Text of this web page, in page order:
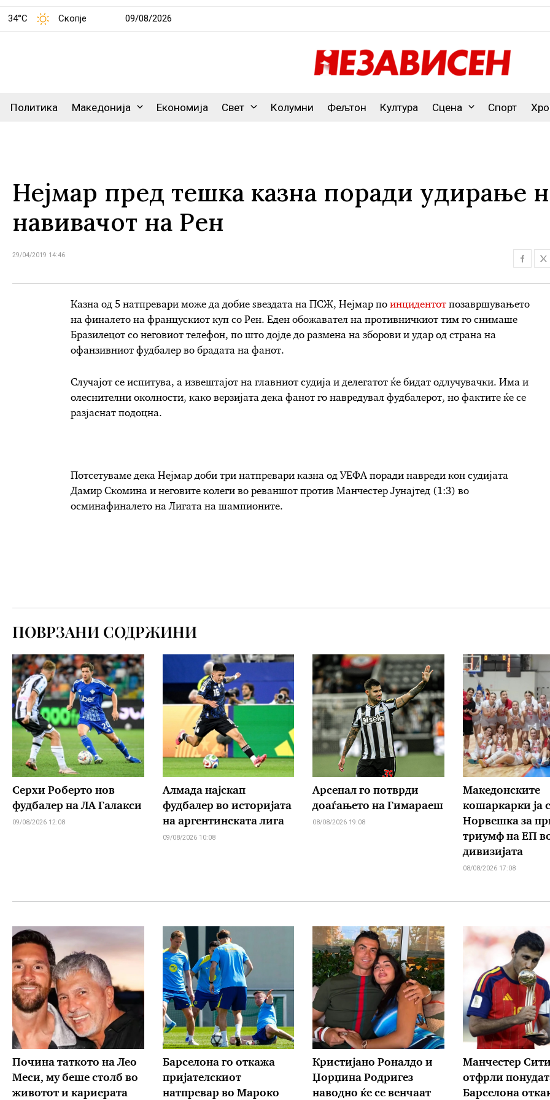
34°C Скопје 09/08/2026
Политика Македонија Економија Свет Колумни Фељтон Култура Сцена Спорт
Нејмар пред тешка казна поради удирање
навивачот на Рен
29/04/2019 14:46
Казна од 5 натпревари може да добие ѕвездата на ПСЖ, Нејмар по инцидентотпозавршувањето
на финалето на францускиот куп со Рен. Еден обожавател на противничкиот тим го снимаше
Бразилецот со неговиот телефон, по што дојде до размена на зборови и удар од страна на
офанзивниот фудбалер во брадата на фанот.
Случајот се испитува, а извештајот на главниот судија и делегатот ќе бидат одлучувачки. Има и
олеснителни околности, како верзијата дека фанот го навредувал фудбалерот, но фактите ќе се
разјаснат подоцна.
Потсетуваме дека Нејмар доби три натпревари казна од УЕФА поради навреди кон судијата
Дамир Скомина и неговите колеги во реваншот против Манчестер Јунајтед (1:3) во
осминафиналето на Лигата на шампионите.
ПОВРЗАНИ СОДРЖИНИ
Серхи Роберто нов
фудбалер на ЛА Галакси
09/08/2026 12:08
Алмада најскап
фудбалер во историјата
на аргентинската лига
09/08/2026 10:08
Арсенал го потврди
доаѓањето на Гимараеш
08/08/2026 19:08
Македонските
кошаркарки ја
Норвешка за
триумф на ЕП
дивизијата
08/08/2026 17:08
Почина таткото на Лео
Меси, му беше столб во
животот и кариерата
Барселона го откажа
пријателскиот
натпревар во Мароко
Кристијано Роналдо и
Џорџина Родригез
наводно ќе се венчаат
Манчестер Сити
отфрли
Барселона